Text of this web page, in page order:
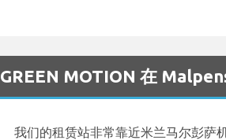
GREEN MOTION 在
我们的租赁站非常靠近米兰马尔彭萨